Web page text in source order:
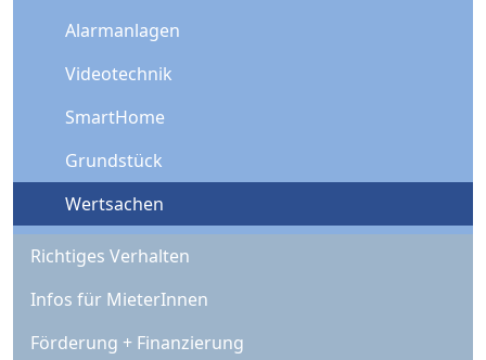
Alarmanlagen
Videotechnik
SmartHome
Grundstück
Wertsachen
Richtiges Verhalten
Infos für MieterInnen
Förderung + Finanzierung